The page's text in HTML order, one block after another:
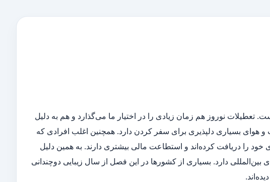
تعطیلات نوروز هم زمان زیادی را در اختیار ما می‌گذارد و هم به دلیل
و هوای بسیاری دلپذیری برای سفر کردن دارد. همچنین اغلب افرادی که
را دریافت کرده‌اند و استطاعت مالی بیشتری دارند. به همین دلیل
دارد. بسیاری از کشورها در این فصل از سال زیبایی دوچندانی